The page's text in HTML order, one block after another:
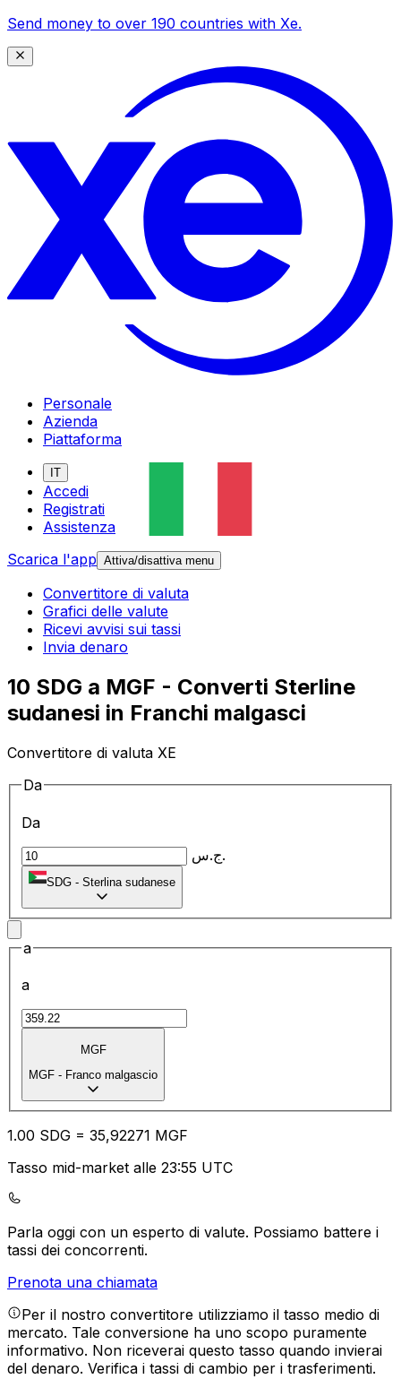
Send money to over 190 countries with Xe.
Personale
Azienda
Piattaforma
IT
Accedi
Registrati
Assistenza
Scarica l'app Attiva/disattiva menu
Convertitore di valuta
Grafici delle valute
Ricevi avvisi sui tassi
Invia denaro
10 SDG a MGF - Converti Sterline
sudanesi in Franchi malgasci
Convertitore di valuta XE
Da
Da
ج.س.
SDG - Sterlina sudanese
a
a
MGF
MGF - Franco malgascio
1.00 SDG = 35,92271 MGF
Tasso mid-market alle 23:55 UTC
Parla oggi con un esperto di valute. Possiamo battere i
tassi dei concorrenti.
Prenota una chiamata
Per il nostro convertitore utilizziamo il tasso medio di
mercato. Tale conversione ha uno scopo puramente
informativo. Non riceverai questo tasso quando invierai
del denaro. Verifica i tassi di cambio per i trasferimenti.